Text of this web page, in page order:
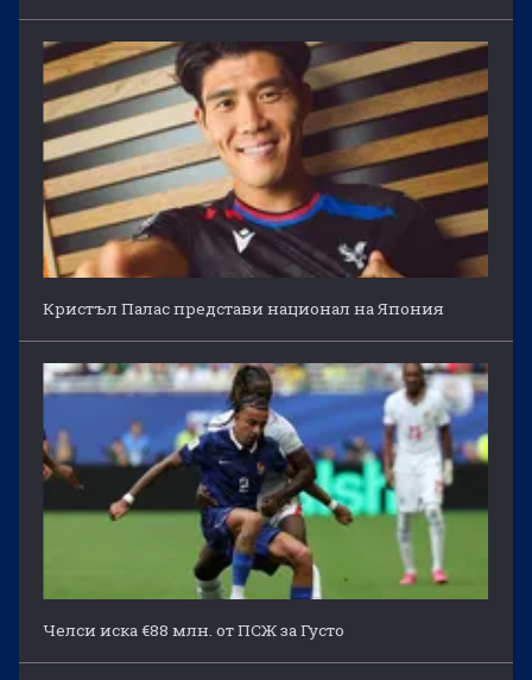
Кристъл Палас представи национал на Япония
Челси иска €88 млн. от ПСЖ за Густо